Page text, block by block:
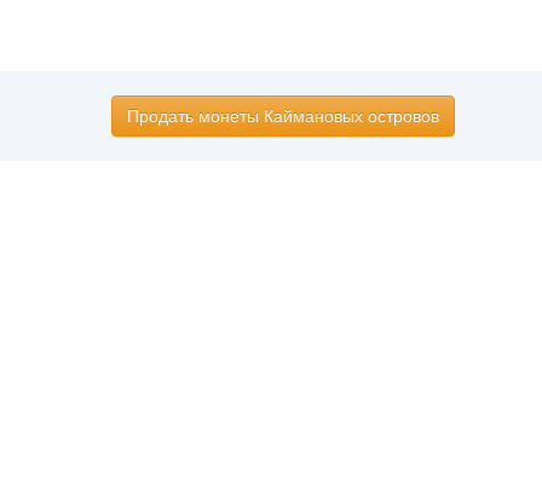
Продать монеты Каймановых островов